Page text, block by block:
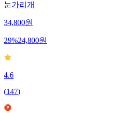
눈가리개
34,800원
29%24,800원
4.6
(147)